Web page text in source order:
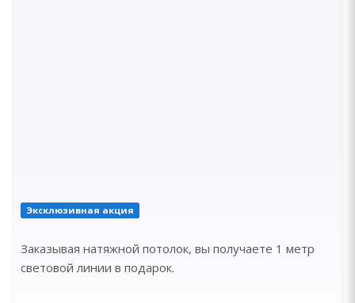
Эксклюзивная акция
Заказывая натяжной потолок, вы получаете 1 метр
световой линии в подарок.